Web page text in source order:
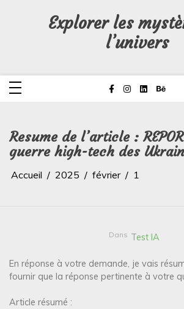
Explorer les
l’univers
Resume de l’article :
guerre high-tech des
Accueil 2025 février 1
Dans Test IA
En réponse à votre demande, je vais
fournir que la réponse pertinente à votre
Article résumé :